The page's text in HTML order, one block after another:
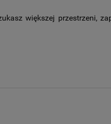
większej przestrzeni,